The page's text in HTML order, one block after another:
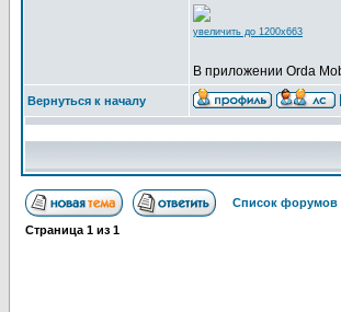
увеличить до 1200x663
В приложении Orda
Вернуться к началу
Список форумов
Страница 1 из 1